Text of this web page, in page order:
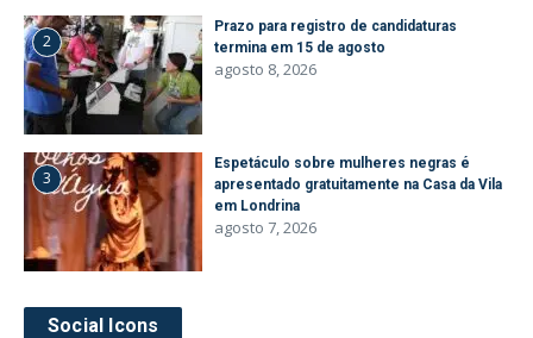
2
Prazo para registro de candidaturas
termina em 15 de agosto
agosto 8, 2026
3
Espetáculo sobre mulheres negras é
apresentado gratuitamente na Casa da Vila
em Londrina
agosto 7, 2026
Social Icons